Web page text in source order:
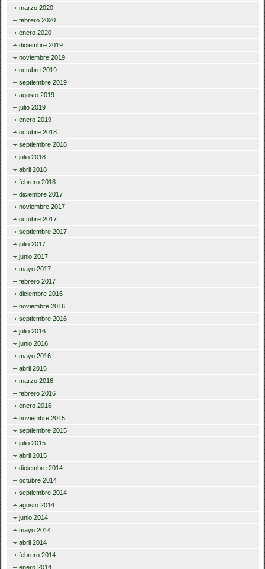
marzo 2020
febrero 2020
enero 2020
diciembre 2019
noviembre 2019
octubre 2019
septiembre 2019
agosto 2019
julio 2019
enero 2019
octubre 2018
septiembre 2018
julio 2018
abril 2018
febrero 2018
diciembre 2017
noviembre 2017
octubre 2017
septiembre 2017
julio 2017
junio 2017
mayo 2017
febrero 2017
diciembre 2016
noviembre 2016
septiembre 2016
julio 2016
junio 2016
mayo 2016
abril 2016
marzo 2016
febrero 2016
enero 2016
noviembre 2015
septiembre 2015
julio 2015
abril 2015
diciembre 2014
octubre 2014
septiembre 2014
agosto 2014
junio 2014
mayo 2014
abril 2014
febrero 2014
enero 2014